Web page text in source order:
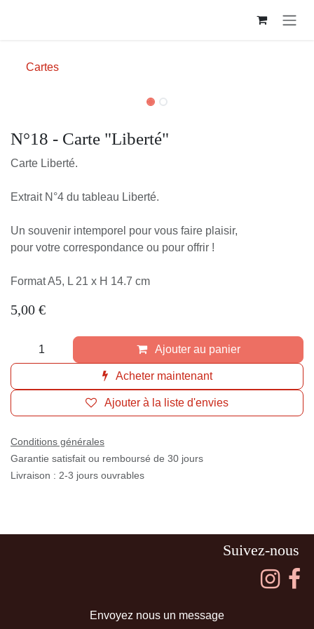
Cartes
N°18 - Carte "Liberté"
Carte Liberté.
Extrait N°4 du tableau Liberté.
Un souvenir intemporel pour vous faire plaisir,
pour votre correspondance ou pour offrir !
Format A5, L 21 x H 14.7 cm
5,00€
Ajouter au panier
Acheter maintenant
Ajouter à la liste d'envies
Conditions générales
Garantie satisfait ou remboursé de 30 jours
Livraison : 2-3 jours ouvrables
Suivez-nous
Envoyez nous un message